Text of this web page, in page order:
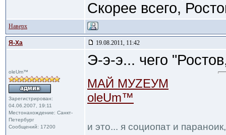
Скорее всего,
Наверх
Я-Ха 19.08.2011, 11:42
oleUm™
Зарегистрирован:
04.06.2007, 19:11
Местонахождение: Санкт-
Петербург
Сообщений: 17200
Э-э-э... чего
МАЙ МУZЕУМ
oleUm™
и это... я социопат и